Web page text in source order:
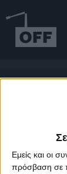
Εμείς και οι
πρόσβαση σε